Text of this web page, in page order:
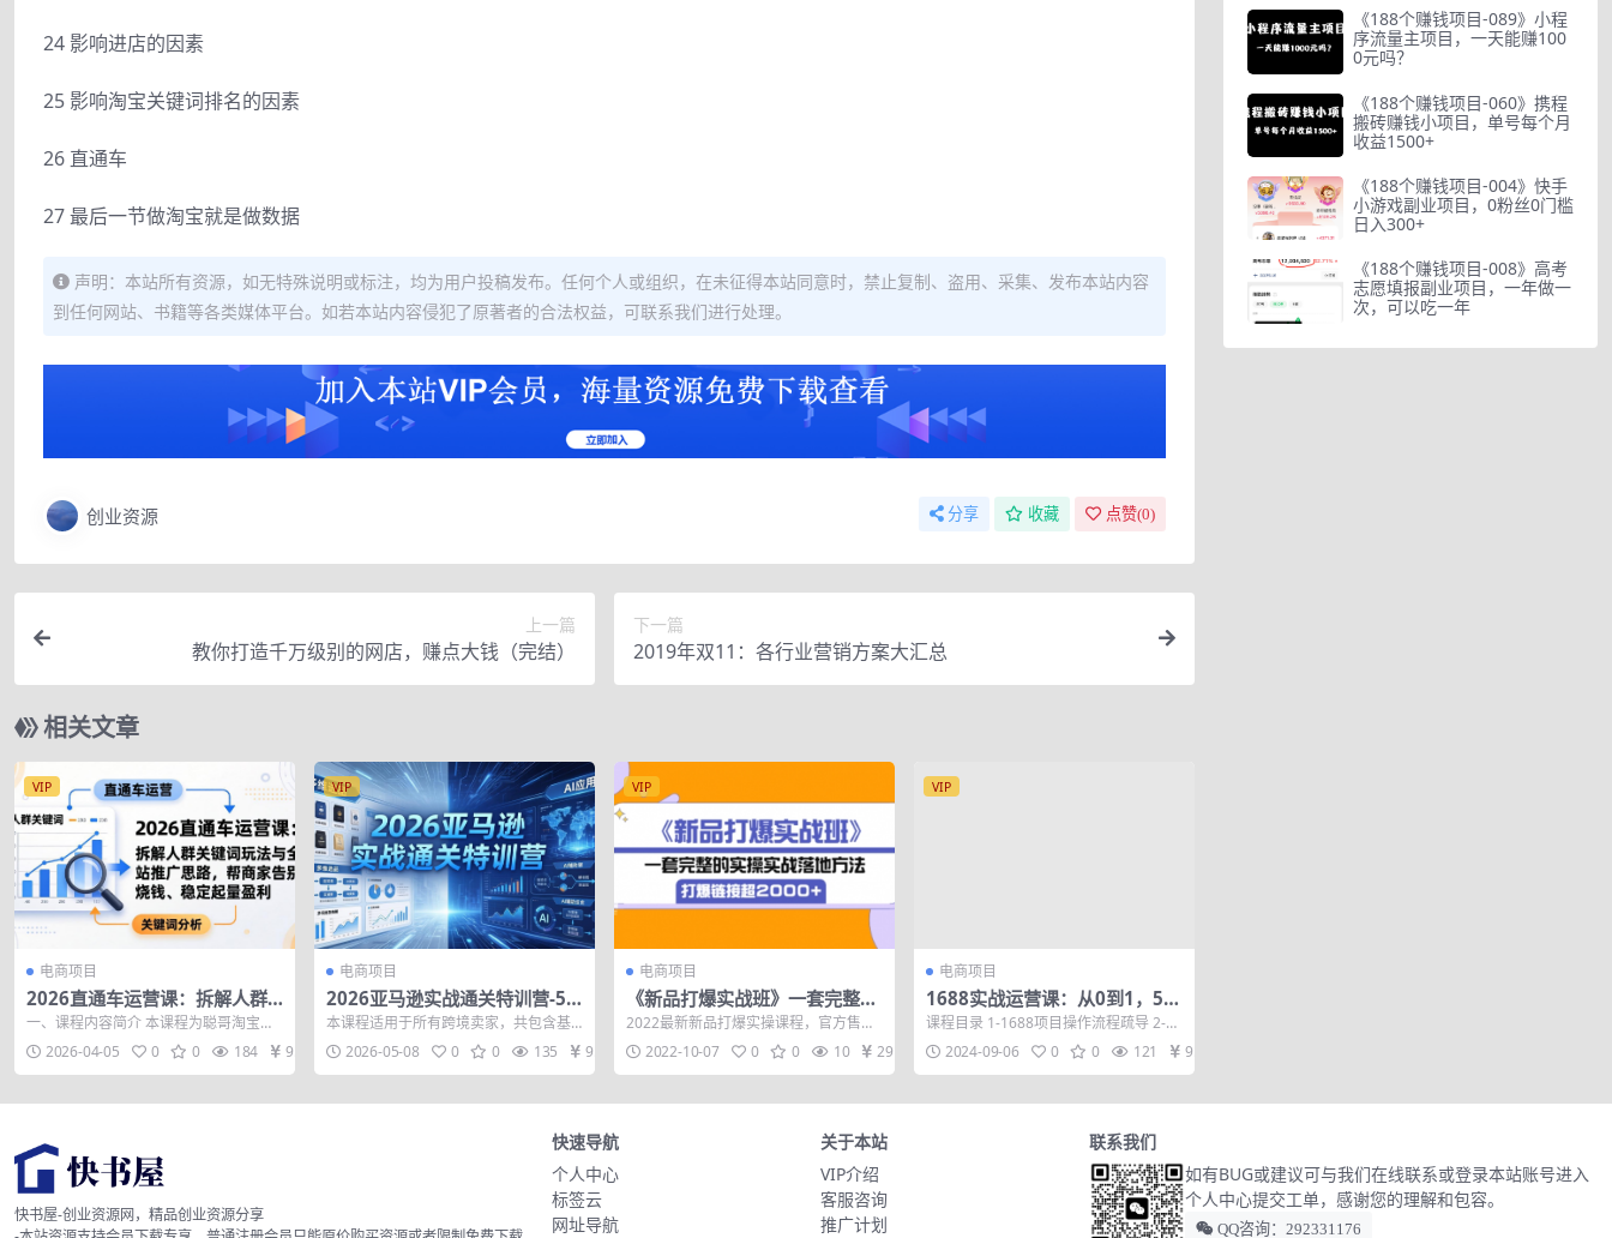
24 影响进店的因素
25 影响淘宝关键词排名的因素
26 直通车
27 最后一节做淘宝就是做数据
声明：本站所有资源，如无特殊说明或标注，均为用户投稿发布。任何个人或组织，在未征得本站同意时，禁止复制、盗用、采集、发布本站内容
到任何网站、书籍等各类媒体平台。如若本站内容侵犯了原著者的合法权益，可联系我们进行处理。
创业资源 分享 收藏 点赞(0)
上一篇
教你打造千万级别的网店，赚点大钱（完结）
下一篇
2019年双11：各行业营销方案大汇总
相关文章
VIP
电商项目
2026直通车运营课：拆解人群
关键词玩法与全站推广思路，帮
商家告别烧钱、稳定起量盈利
一、课程内容简介 本课程为聪哥淘宝直
通车推广解析，专注标准计划实战打
法，不讲智能...
2026-04-05 0 0 184 9.9
VIP
电商项目
2026亚马逊实战通关特训营-5
月8更新，多维选品+渐进式打法
+AI应用，从0到1打造盈利店铺
本课程适用于所有跨境卖家，共包含基
础班、进阶班、微缩打法和品牌推广四
大课程体系，...
2026-05-08 0 0 135 9.9
VIP
电商项目
《新品打爆实战班》一套完整的
实操实战落地方法，打爆链接超
2000+（28节课)
2022最新新品打爆实操课程，官方售价
599元 付费推广花费超过5E+、打爆链
接...2022-10-07 0 0 10 29
VIP
电商项目
1688实战运营课：从0到1，5大
基石构建盈利体系，打造高效盈
利店铺
课程目录 1-1688项目操作流程疏导 2-淘
宝代销的5大成功基石 3-百单店铺...
2024-09-06 0 0 121 9.9
《188个赚钱项目-089》小程
序流量主项目，一天能赚100
0元吗？
《188个赚钱项目-060》携程
搬砖赚钱小项目，单号每个月
收益1500+
《188个赚钱项目-004》快手
小游戏副业项目，0粉丝0门槛
日入300+
《188个赚钱项目-008》高考
志愿填报副业项目，一年做一
次，可以吃一年
快书屋-创业资源网，精品创业资源分享
快速导航
个人中心
标签云
网址导航
关于本站
VIP介绍
客服咨询
推广计划
联系我们
如有BUG或建议可与我们在线联系或登录本站账号进入
个人中心提交工单，感谢您的理解和包容。
QQ咨询：292331176